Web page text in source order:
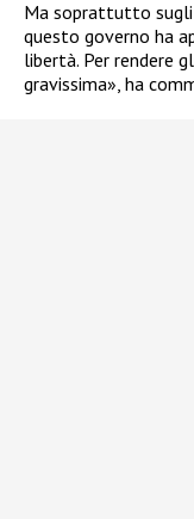
Ma soprattutto
questo governo ha
libertà. Per rendere
gravissima», ha